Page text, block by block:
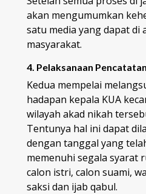
akan mengumumkan
satu media yang dapat di
masyarakat.
4. Pelaksanaan
Kedua mempelai
hadapan kepala KUA
wilayah akad nikah
Tentunya hal ini dapat
dengan tanggal yang
memenuhi segala syarat
calon istri, calon suami,
saksi dan ijab qabul.